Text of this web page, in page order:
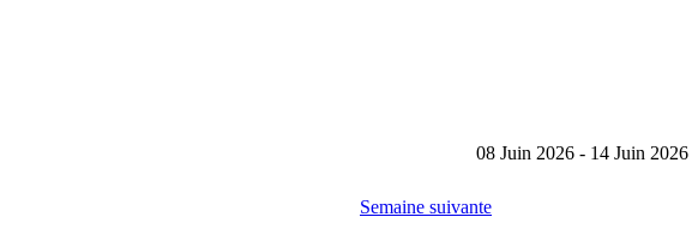
08 Juin 2026 - 14 Juin 2026
Semaine suivante